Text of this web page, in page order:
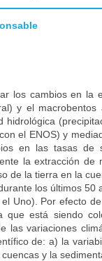
los cambios en la
y el
hidrológica
el ENOS) y
en las tasas de
la extracción
de la tierra en la
los últimos 50
Uno). Por efecto
que está siendo
las variaciones
de: a) la
y la